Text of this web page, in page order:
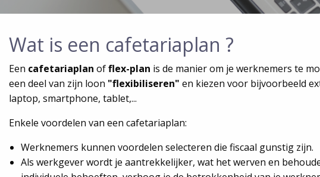
Wat is een cafetariaplan ?
Een cafetariaplan offlex-plan is de manier om je werknemers te
een deel van zijn loon "flexibiliseren" en kiezen voor bijvoorbeeld
laptop, smartphone, tablet,...
Enkele voordelen van een cafetariaplan:
Werknemers kunnen voordelen selecteren die fiscaal gunstig zijn.
Als werkgever wordt je aantrekkelijker, wat het werven en